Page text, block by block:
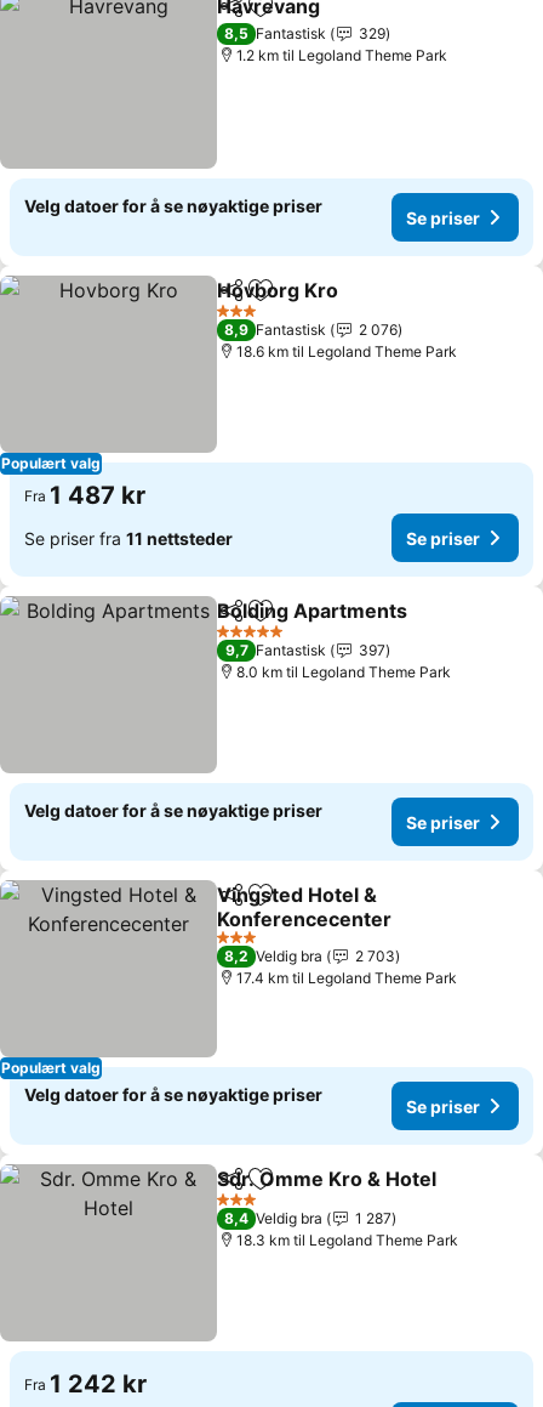
Del Legg til i favoritter
Havrevang
8,5 Fantastisk
329
1.2 km til Legoland Theme Park
Velg datoer for å se nøyaktige priser
Se priser
Populært valg
Del Legg til i favoritter
Hovborg Kro
3 Stjerner
8,9 Fantastisk
2 076
18.6 km til Legoland Theme Park
Fra 1 487 kr
Se priser fra 11 nettsteder Se priser
Del Legg til i favoritter
Bolding Apartments
5 Stjerner
9,7 Fantastisk
397
8.0 km til Legoland Theme Park
Velg datoer for å se nøyaktige priser
Se priser
Populært valg
Del Legg til i favoritter
Vingsted Hotel &
Konferencecenter
Se priser
3 Stjerner
8,2 Veldig bra
2 703
17.4 km til Legoland Theme Park
Velg datoer for å se nøyaktige priser
Se priser
Del Legg til i favoritter
Sdr. Omme Kro & Hotel
3 Stjerner
8,4 Veldig bra
1 287
18.3 km til Legoland Theme Park
Fra 1 242 kr